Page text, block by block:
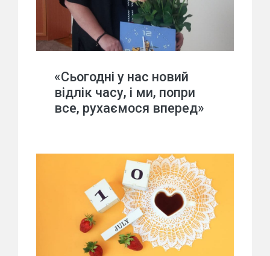
«Сьогодні у нас новий
відлік часу, і ми, попри
все, рухаємося вперед»